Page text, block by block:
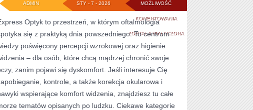
MOŻLIWOŚĆ
KOMENTOWANIAOKULISTYKA
ZOSTAŁA WYŁĄCZONA
STY - 7 - 2026
ADMIN
Optyk to przestrzeń, w którym oftalmologia
się z praktyką dnia powszedniego. To centrum
poświęcony percepcji wzrokowej oraz higienie
– dla osób, które chcą mądrzej chronić swoje
zanim pojawi się dyskomfort. Jeśli interesuje Cię
kontrole, a także korekcja okularowa i
wspierające komfort widzenia, znajdziesz tu całe
tematów opisanych po ludzku. Ciekawe kategorie